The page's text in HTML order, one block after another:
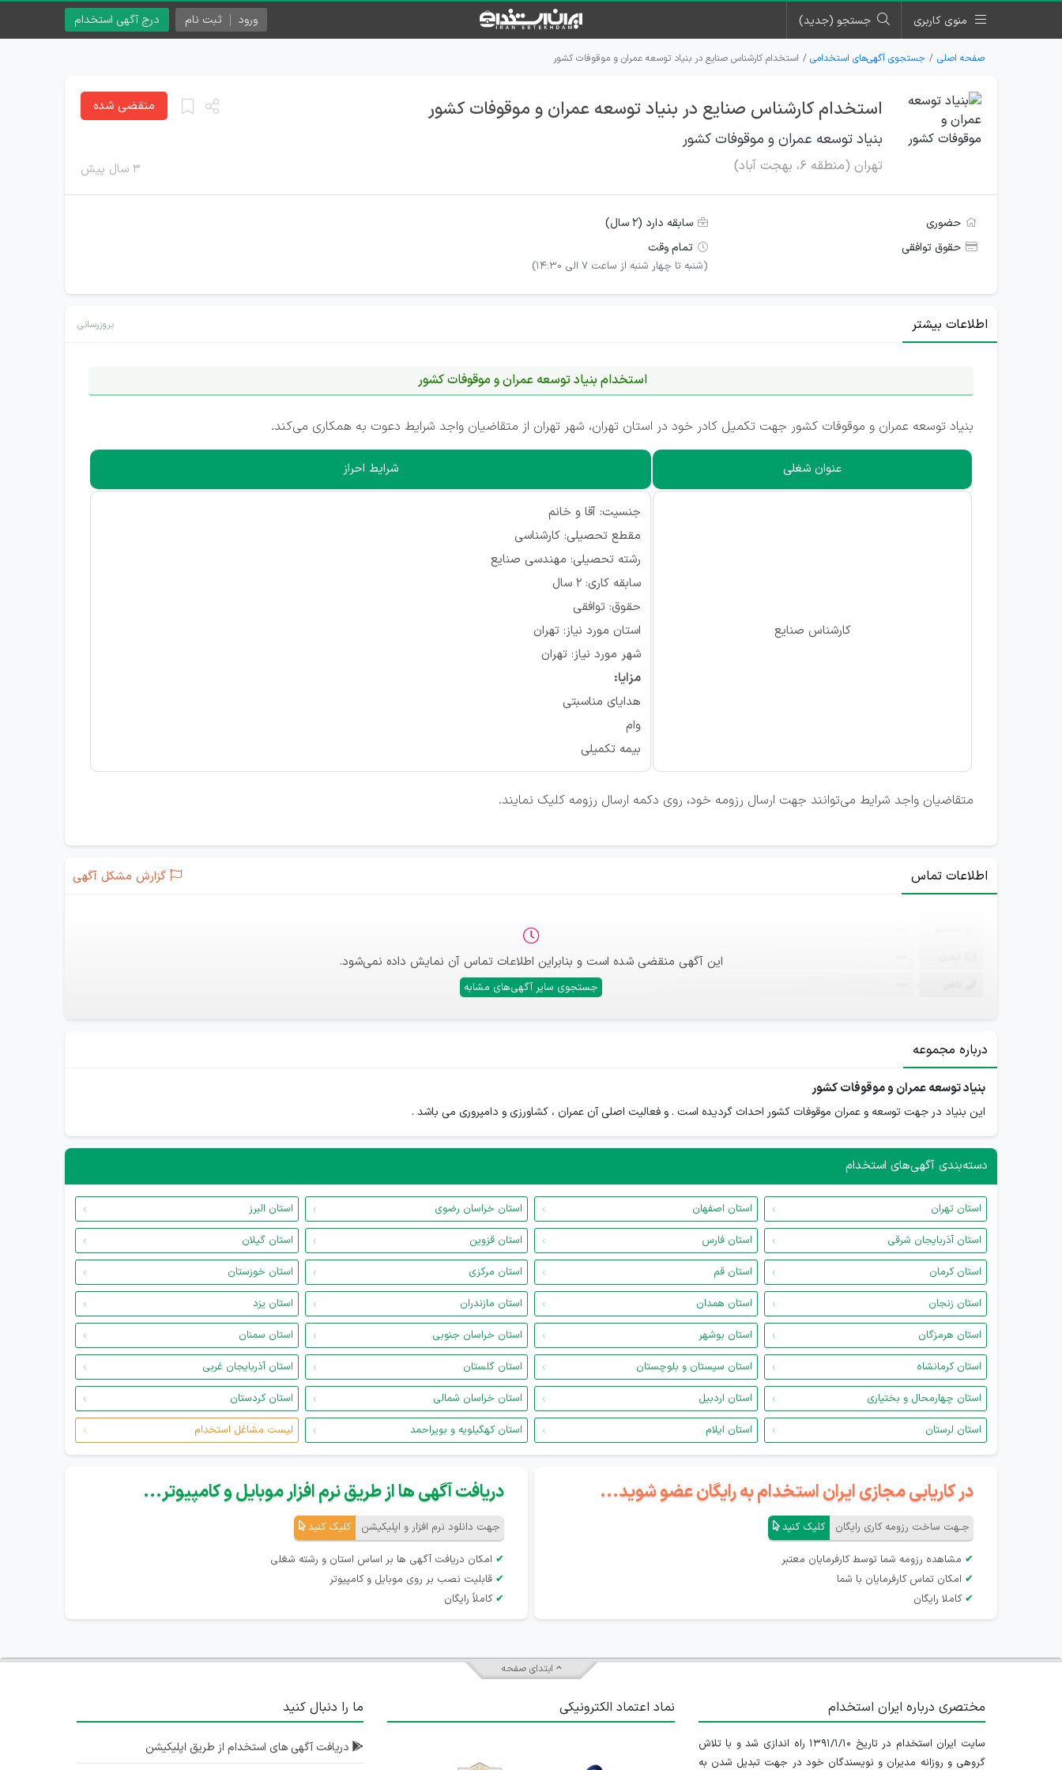
منوی کاربری جستجو (جدید) درج آگهی استخدام ورود ثبت نام
صفحه اصلی جستجوی آگهی‌های استخدامی استخدام کارشناس صنایع در بنیاد توسعه عمران و موقوفات کشور
استخدام کارشناس صنایع در بنیاد توسعه عمران و موقوفات کشور
بنیاد توسعه عمران و موقوفات کشور
تهران (منطقه ۶، بهجت آباد) ۳ سال پیش
منقضی شده
حضوری
سابقه دارد (۲ سال)
حقوق توافقی
تمام وقت
(شنبه تا چهار شنبه از ساعت 7 الی 14:30)
اطلاعات بیشتر بروزرسانی
استخدام بنیاد توسعه عمران و موقوفات کشور
بنیاد توسعه عمران و موقوفات کشور جهت تکمیل کادر خود در استان تهران، شهر تهران از متقاضیان واجد شرایط دعوت به همکاری می‌کند.
عنوان شغلی شرایط احراز
کارشناس صنایع
جنسیت: آقا و خانم
مقطع تحصیلی: کارشناسی
رشته تحصیلی: مهندسی صنایع
سابقه کاری: ۲ سال
حقوق: توافقی
استان مورد نیاز: تهران
شهر مورد نیاز: تهران
مزایا:
هدایای مناسبتی
وام
بیمه تکمیلی
متقاضیان واجد شرایط می‌توانند جهت ارسال رزومه خود، روی دکمه ارسال رزومه کلیک نمایند.
اطلاعات تماس گزارش مشکل آگهی
این آگهی منقضی شده است و بنابراین اطلاعات تماس آن نمایش داده نمی‌شود.
جستجوی سایر آگهی‌های مشابه
درباره مجموعه
بنیاد توسعه عمران و موقوفات کشور
این بنیاد در جهت توسعه و عمران موقوفات کشور احداث گردیده است . و فعالیت اصلی آن عمران ، کشاورزی و دامپروری می باشد .
دسته‌بندی آگهی‌های استخدام
استان تهران استان اصفهان استان خراسان رضوی
استان البرز
استان آذربایجان شرقی
استان فارس استان قزوین
استان گیلان
استان کرمان
استان قم استان مرکزی
استان خوزستان
استان زنجان
استان همدان استان مازندران
استان یزد
استان هرمزگان
استان بوشهر استان خراسان جنوبی
استان سمنان
استان کرمانشاه
استان سیستان و بلوچستان استان گلستان
استان آذربایجان غربی
استان چهارمحال و بختیاری
استان اردبیل استان خراسان شمالی
استان کردستان
استان لرستان
استان ایلام استان کهگیلویه و بویراحمد لیست مشاغل استخدام
در کاریابی مجازی ایران استخدام به رایگان عضو شوید...
جـهت ساخت رزومه کاری رایگان کلیک کنید
✔ مشاهده رزومه شما توسط کارفرمایان معتبر
✔ امکان تماس کارفرمایان با شما
✔ کاملا رایگان
دریافت آگهی ها از طریق نرم افزار موبایل و کامپیوتر...
جهت دانلود نرم افزار و اپلیکیشن کلیک کنید
✔ امکان دریافت آگهی ها بر اساس استان و رشته شغلی
✔ قابلیت نصب بر روی موبایل و کامپیوتر
✔ کاملاً رایگان
ابتدای صفحه
مختصری درباره ایران استخدام
سایت ایران استخدام در تاریخ ۱۳۹۱/۱/۱۰ راه اندازی شد و با تلاش
گروهی و روزانه مدیران و نویسندگان خود در جهت تبدیل شدن به
نماد اعتماد الکترونیکی ما را دنبال کنید
دریافت آگهی های استخدام از طریق اپلیکیشن